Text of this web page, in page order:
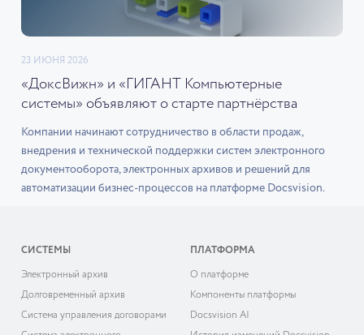
23 ИЮНЯ 2026
«ДоксВижн» и «ГИГАНТ Компьютерные
системы» объявляют о старте партнёрства
Компании начинают сотрудничество в области продаж,
внедрения и технической поддержки систем электронного
документооборота, электронных архивов и решений для
автоматизации бизнес-процессов на платформе Docsvision.
СИСТЕМЫ
Электронный архив
Долговременный архив
Система управления договорами
ПЛАТФОРМА
О платформе
Компоненты платформы
Docsvision AI